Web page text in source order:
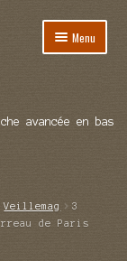
Menu
Ouvrir
avancée en bas
Veillemag
3
de Paris